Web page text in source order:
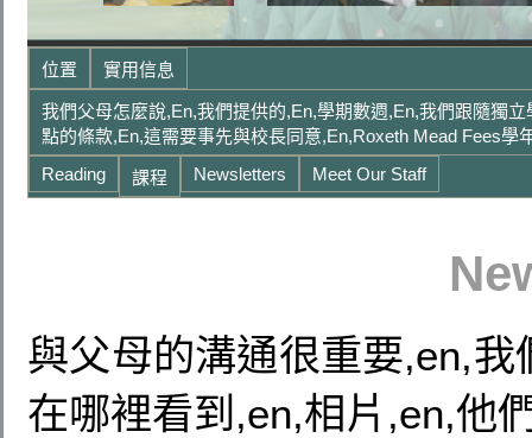
位置 實用信息
我們父母怎麼說,en,我們提供的,en,學期數週,en,我們跟隨獨
點的條款,en,這需要事先與校長同意,en,Roxeth Mead Fees學
Reading
課程 Newsletters Meet Our Staff
與父母的溝通很重要,en,
在哪裡看到,en,相片,en,他